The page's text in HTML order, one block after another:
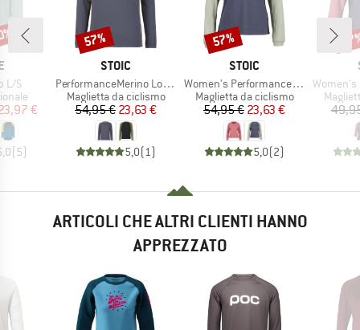
L/S
ridotto
€
(5)
MARCHIO
STOIC
Articolo
PerformanceMerino LofsdalenSt. MTB L/S
Gruppo di prodotti
Maglietta da ciclismo
Prezzo
54,95 €Prezzo ridotto
23,63 €
5,0(1 )
Sconto
57%
MARCHIO
STOIC
Articolo
Women's PerformanceMerino LofsdalenSt. MTB L/S
Gruppo di prodotti
Maglietta da ciclismo
Prezzo
54,95 €Prezzo ridotto
23,63 €
5,0(2)
Sconto
57%
Articolo
Women's
ARTICOLI CHE ALTRI CLIENTI HANNO
APPREZZATO